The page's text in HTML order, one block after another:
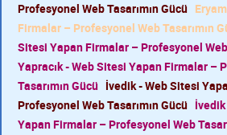
Profesyonel Web Tasarımın Gücü
Firmalar – Profesyonel Web Tasarımın
Sitesi Yapan Firmalar – Profesyonel Web
Yapracık - Web Sitesi Yapan Firmalar –
Tasarımın Gücü İvedik - Web Sitesi
Profesyonel Web Tasarımın Gücü
Yapan Firmalar – Profesyonel Web